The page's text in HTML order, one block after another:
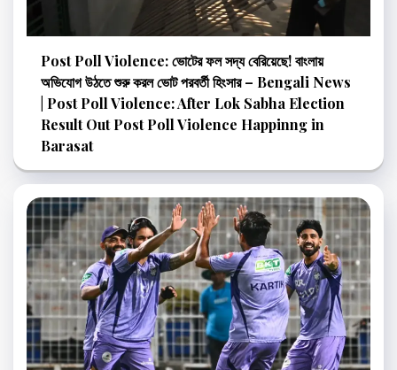
Post Poll Violence: ভোটের ফল সদ্য বেরিয়েছে! বাংলায়
অভিযোগ উঠতে শুরু করল ভোট পরবর্তী হিংসার – Bengali News
| Post Poll Violence: After Lok Sabha Election
Result Out Post Poll Violence Happinng in
Barasat